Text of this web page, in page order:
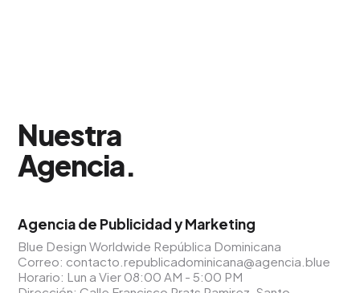
Nuestra
Agencia.
Agencia de Publicidad y Marketing
Blue Design Worldwide República Dominicana
Correo: contacto.republicadominicana@agencia.blue
Horario: Lun a Vier 08:00 AM - 5:00 PM